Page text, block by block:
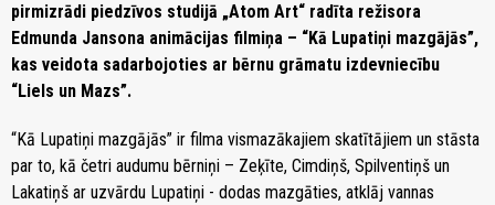
pirmizrādi piedzīvos studijā „Atom Art“ radīta režisora
Edmunda Jansona animācijas filmiņa – “Kā Lupatiņi mazgājās”,
kas veidota sadarbojoties ar bērnu grāmatu izdevniecību
“Liels un Mazs”.
“Kā Lupatiņi mazgājās” ir filma vismazākajiem skatītājiem un stāsta
par to, kā četri audumu bērniņi – Zeķīte, Cimdiņš, Spilventiņš un
Lakatiņš ar uzvārdu Lupatiņi - dodas mazgāties, atklāj vannas